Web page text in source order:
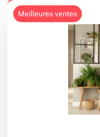
meilleures ventes